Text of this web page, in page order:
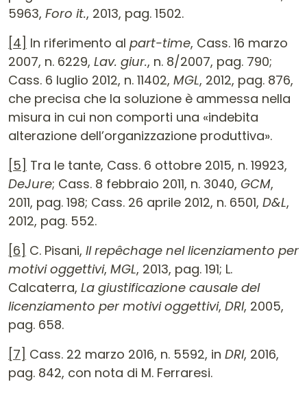
5963, Foro it., 2013, pag. 1502.
[4] In riferimento al part-time, Cass. 16 marzo
2007, n. 6229, Lav. giur., n. 8/2007, pag. 790;
Cass. 6 luglio 2012, n. 11402, MGL, 2012, pag. 876,
che precisa che la soluzione è ammessa nella
misura in cui non comporti una «indebita
alterazione dell’organizzazione produttiva».
[5] Tra le tante, Cass. 6 ottobre 2015, n. 19923,
DeJure; Cass. 8 febbraio 2011, n. 3040, GCM,
2011, pag. 198; Cass. 26 aprile 2012, n. 6501, D&L,
2012, pag. 552.
[6] C. Pisani, Il repêchage nel licenziamento per
motivi oggettivi, MGL, 2013, pag. 191; L.
Calcaterra, La giustificazione causale del
licenziamento per motivi oggettivi, DRI, 2005,
pag. 658.
[7] Cass. 22 marzo 2016, n. 5592, in DRI, 2016,
pag. 842, con nota di M. Ferraresi.